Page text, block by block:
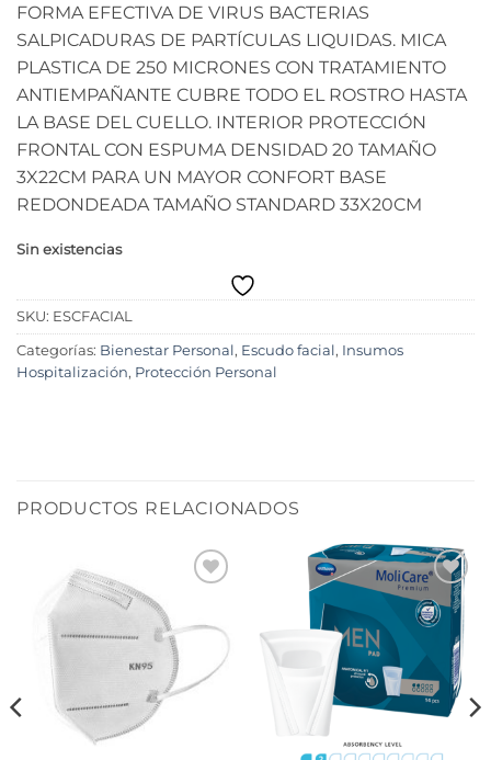
FORMA EFECTIVA DE VIRUS BACTERIAS
SALPICADURAS DE PARTÍCULAS LIQUIDAS. MICA
PLASTICA DE 250 MICRONES CON TRATAMIENTO
ANTIEMPAÑANTE CUBRE TODO EL ROSTRO HASTA
LA BASE DEL CUELLO. INTERIOR PROTECCIÓN
FRONTAL CON ESPUMA DENSIDAD 20 TAMAÑO
3X22CM PARA UN MAYOR CONFORT BASE
REDONDEADA TAMAÑO STANDARD 33X20CM
Sin existencias
SKU: ESCFACIAL
Categorías: Bienestar Personal, Escudo facial, Insumos
Hospitalización, Protección Personal
PRODUCTOS RELACIONADOS